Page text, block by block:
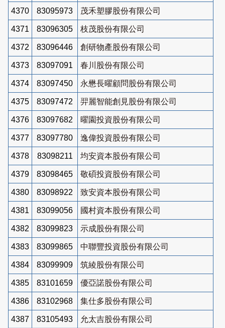
4370 83095973 茂禾塑膠股份有限公司
4371 83096305 枝茂股份有限公司
4372 83096446 創研物產股份有限公司
4373 83097091 春川股份有限公司
4374 83097450 永懋長曜顧問股份有限公司
4375 83097472 羿麗智能創見股份有限公司
4376 83097682 曜園投資股份有限公司
4377 83097780 逸偉投資股份有限公司
4378 83098211 均安資本股份有限公司
4379 83098465 敬碩投資股份有限公司
4380 83098922 致安資本股份有限公司
4381 83099056 國村資本股份有限公司
4382 83099823 示成股份有限公司
4383 83099865 中聯豐投資股份有限公司
4384 83099909 筑綾股份有限公司
4385 83101659 優亞諾股份有限公司
4386 83102968 集仕多股份有限公司
4387 83105493 允太吉股份有限公司